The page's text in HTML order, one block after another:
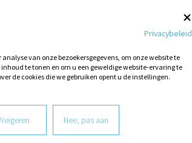
Privacybeleid
van onze bezoekersgegevens, om onze website te
te tonen en om u een geweldige website-ervaring te
de cookies die we gebruiken opent u de instellingen.
Nee, pas aan